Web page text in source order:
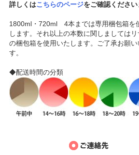
詳しくはこちらのページをご確認ください
1800ml・720ml 4本までは専用梱包箱を
します。それ以上の本数に関しましては
の梱包箱を使用いたします。ご了承お願い
す。
◆配送時間の分類